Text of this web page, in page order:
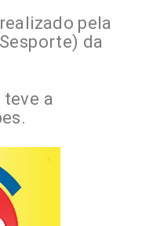
pela
da
teve a